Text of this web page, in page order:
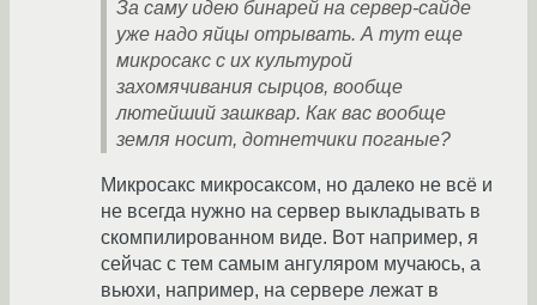
За саму идею бинарей на сервер-сайде
уже надо яйцы отрывать. А тут еще
микросакс с их культурой
захомячивания сырцов, вообще
лютейший зашквар. Как вас вообще
земля носит, дотнетчики поганые?
Микросакс микросаксом, но далеко не всё и
не всегда нужно на сервер выкладывать в
скомпилированном виде. Вот например, я
сейчас с тем самым ангуляром мучаюсь, а
вьюхи, например, на сервере лежат в